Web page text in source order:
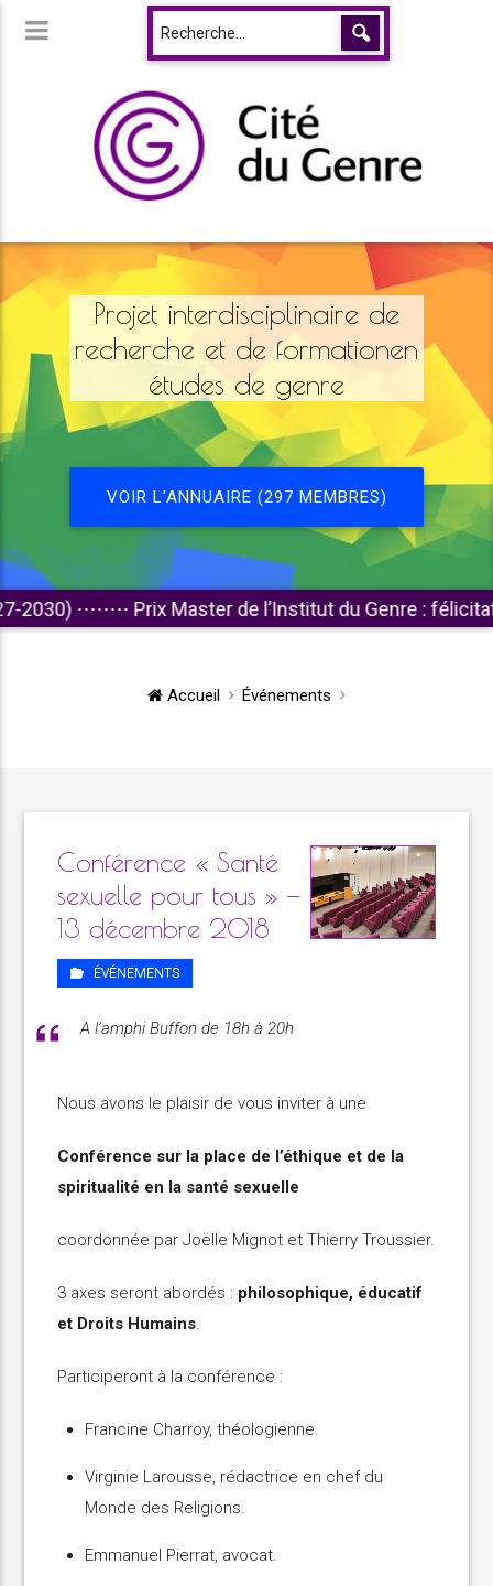
Projet interdisciplinaire de
recherche et de formationen
études de genre
VOIR L'ANNUAIRE (297 MEMBRES)
⋅⋅⋅⋅⋅⋅⋅⋅Prix Master de l’Institut du Genre : félicitations
Accueil Événements
Conférence « Santé
sexuelle pour tous » —
13 décembre 2018
ÉVÉNEMENTS
A l’amphi Buffon de 18h à 20h
Nous avons le plaisir de vous inviter à une
Conférence sur la place de l’éthique et de la
spiritualité en la santé sexuelle
coordonnée par Joëlle Mignot et Thierry Troussier.
3 axes seront abordés : philosophique, éducatif
et Droits Humains.
Participeront à la conférence :
Francine Charroy, théologienne.
Virginie Larousse, rédactrice en chef du
Monde des Religions.
Emmanuel Pierrat, avocat.